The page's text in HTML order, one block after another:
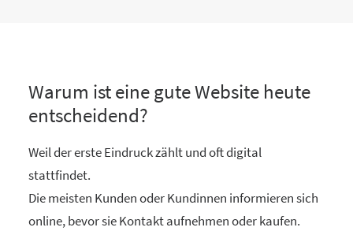
Warum ist eine gute Website heute
entscheidend?
Weil der erste Eindruck zählt und oft digital
stattfindet.
Die meisten Kunden oder Kundinnen informieren sich
online, bevor sie Kontakt aufnehmen oder kaufen.